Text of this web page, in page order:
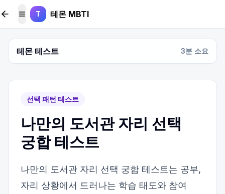
본문 바로가기
메뉴 토글
T 테몬 MBTI
테몬 테스트 3분 소요
선택 패턴 테스트
나만의 도서관 자리 선택
궁합 테스트
나만의 도서관 자리 선택 궁합 테스트는 공부,
자리 상황에서 드러나는 학습 태도와 참여